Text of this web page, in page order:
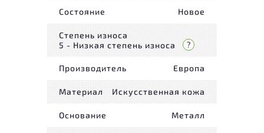
Состояние Новое
Степень износа
5 - Низкая степень износа
Производитель Европа
Материал Искусственная кожа
Основание Металл